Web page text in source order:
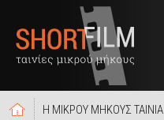
Η ΜΙΚΡΟΥ ΜΗΚΟΥΣ ΤΑΙΝΙΑ